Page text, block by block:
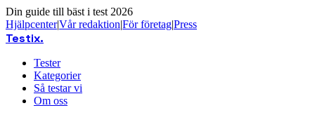
Din guide till bäst i test 2026
Hjälpcenter|Vår redaktion|För företag|Press
Testix.
Tester
Kategorier
Så testar vi
Om oss